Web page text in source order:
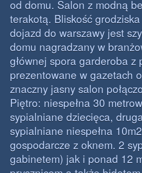
od domu. Salon z modną
terakotą. Bliskość
dojazd do warszawy jest
domu nagradzany w
głównej spora garderoba
prezentowane w gazetach
znaczny jasny salon
Piętro: niespełna 30
sypialniane dziecięca,
sypialniane niespełna
gospodarcze z oknem. 2
gabinetem) jak i ponad 12